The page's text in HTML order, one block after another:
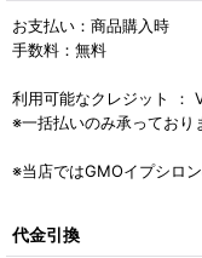
お支払い：商品購入時
手数料：無料
利用可能なクレジット ：
※一括払いのみ承っており
※当店ではGMOイプシロ
代金引換